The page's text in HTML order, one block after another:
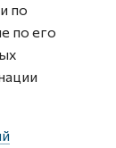
по
по его